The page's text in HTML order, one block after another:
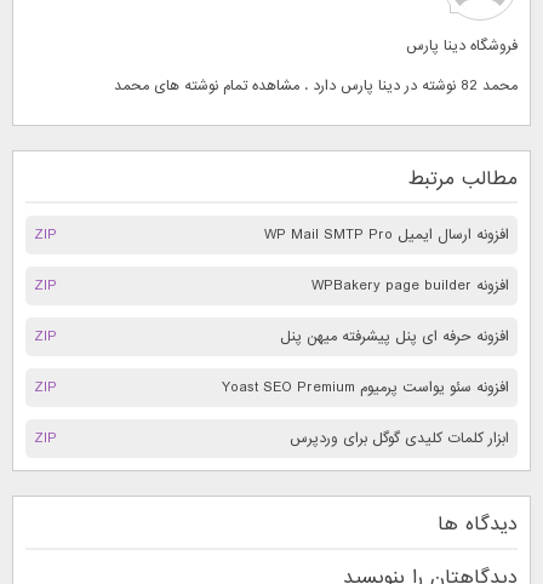
فروشگاه دینا پارس
محمد 82 نوشته در دینا پارس دارد . مشاهده تمام نوشته های
محمد
مطالب مرتبط
ZIP افزونه ارسال ایمیل WP Mail SMTP Pro
ZIP افزونه WPBakery page builder
ZIP افزونه حرفه ای پنل پیشرفته میهن پنل
ZIP افزونه سئو یواست پرمیوم Yoast SEO Premium
ZIP ابزار کلمات کلیدی گوگل برای وردپرس
دیدگاه ها
دیدگاهتان را بنویسید